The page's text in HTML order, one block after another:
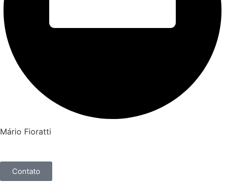
Mário Fioratti
Contato